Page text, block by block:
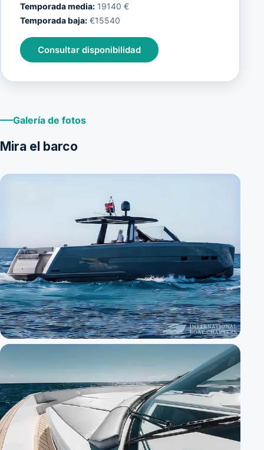
Temporada media:19140 €
Temporada baja:€15540
Consultar disponibilidad
Galería de fotos
Mira el barco